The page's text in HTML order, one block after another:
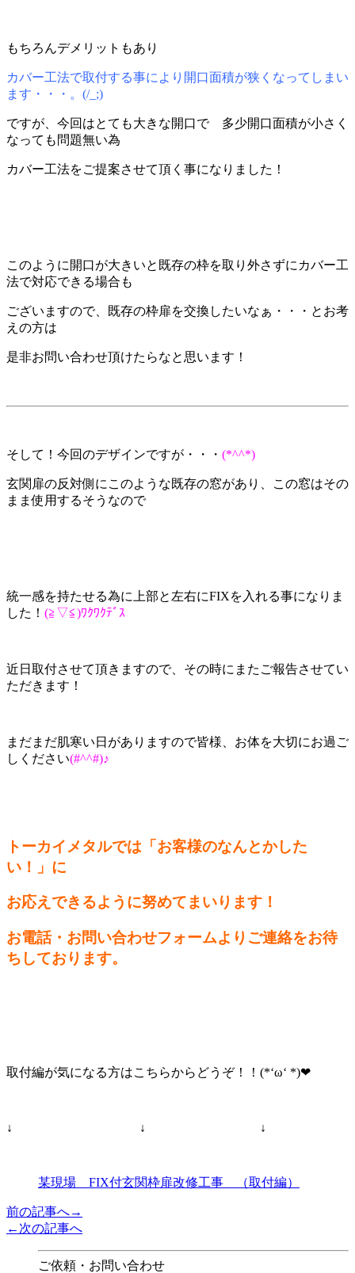
もちろんデメリットもあり
カバー工法で取付する事により開口面積が狭くなってしまい
ます・・・。(/_;)
ですが、今回はとても大きな開口で 多少開口面積が小さく
なっても問題無い為
カバー工法をご提案させて頂く事になりました！
このように開口が大きいと既存の枠を取り外さずにカバー工
法で対応できる場合も
ございますので、既存の枠扉を交換したいなぁ・・・とお考
えの方は
是非お問い合わせ頂けたらなと思います！
そして！今回のデザインですが・・・ (*^^*)
玄関扉の反対側にこのような既存の窓があり、この窓はその
まま使用するそうなので
統一感を持たせる為に上部と左右にFIXを入れる事になりま
した！ (≧▽≦)ﾜｸﾜｸﾃﾞｽ
近日取付させて頂きますので、その時にまたご報告させてい
ただきます！
まだまだ肌寒い日がありますので皆様、お体を大切にお過ご
しください(#^^#)♪
トーカイメタルでは「お客様のなんとかした
い！」に
お応えできるように努めてまいります！
お電話・お問い合わせフォームよりご連絡をお待
ちしております。
取付編が気になる方はこちらからどうぞ！！(*‘ω‘ *)❤
↓ ↓ ↓
某現場 FIX付玄関枠扉改修工事 （取付編）
前の記事へ→
←次の記事へ
ご依頼・お問い合わせ